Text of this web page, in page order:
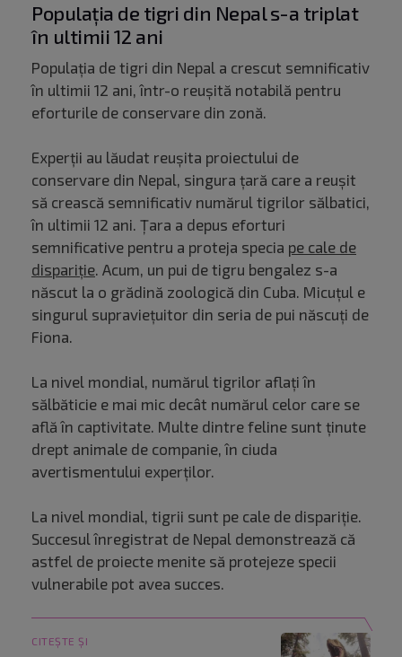
Populația de tigri din Nepal s-a triplat
în ultimii 12 ani
Populația de tigri din Nepal a crescut semnificativ
în ultimii 12 ani, într-o reușită notabilă pentru
eforturile de conservare din zonă.
Experții au lăudat reușita proiectului de
conservare din Nepal, singura țară care a reușit
să crească semnificativ numărul tigrilor sălbatici,
în ultimii 12 ani. Țara a depus eforturi
semnificative pentru a proteja specia pe cale de
dispariție. Acum, un pui de tigru bengalez s-a
născut la o grădină zoologică din Cuba. Micuțul e
singurul supraviețuitor din seria de pui născuți de
Fiona.
La nivel mondial, numărul tigrilor aflați în
sălbăticie e mai mic decât numărul celor care se
află în captivitate. Multe dintre feline sunt ținute
drept animale de companie, în ciuda
avertismentului experților.
La nivel mondial, tigrii sunt pe cale de dispariție.
Succesul înregistrat de Nepal demonstrează că
astfel de proiecte menite să protejeze specii
vulnerabile pot avea succes.
CITEȘTE ȘI